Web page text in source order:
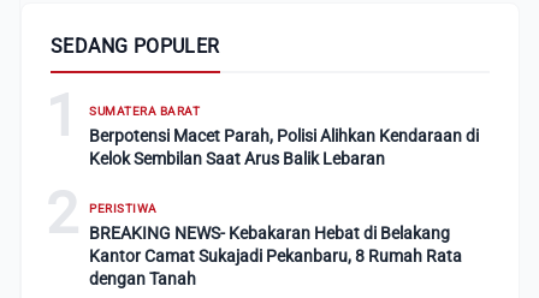
SEDANG POPULER
1 SUMATERA BARAT
Berpotensi Macet Parah, Polisi Alihkan Kendaraan di
Kelok Sembilan Saat Arus Balik Lebaran
2 PERISTIWA
BREAKING NEWS- Kebakaran Hebat di Belakang
Kantor Camat Sukajadi Pekanbaru, 8 Rumah Rata
dengan Tanah